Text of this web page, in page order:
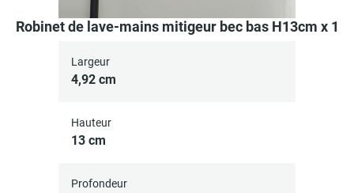
Robinet de lave-mains mitigeur bec bas H13cm x 1
Largeur
4,92 cm
Hauteur
13 cm
Profondeur